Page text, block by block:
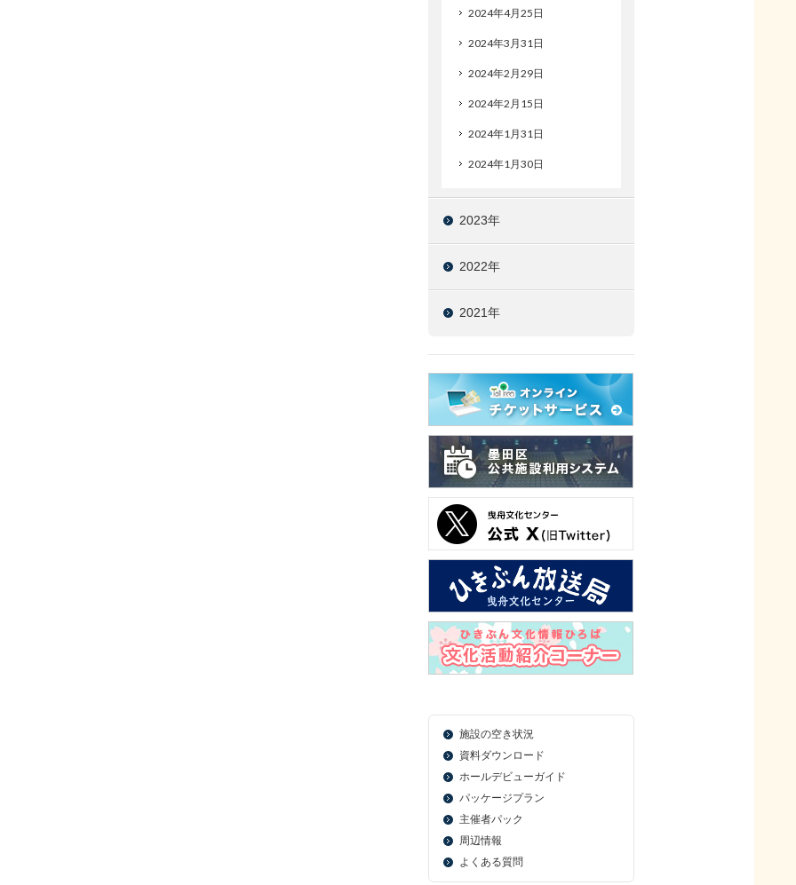
2024年4月25日
2024年3月31日
2024年2月29日
2024年2月15日
2024年1月31日
2024年1月30日
2023年
2022年
2021年
施設の空き状況
資料ダウンロード
ホールデビューガイド
パッケージプラン
主催者パック
周辺情報
よくある質問